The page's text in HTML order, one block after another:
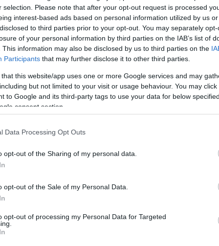
selection. Please note that after your opt-out request is processed
interest-based ads based on personal information utilized by us
to third parties prior to your opt-out. You may separately
of your personal information by third parties on the IAB’s list of
This information may also be disclosed by us to third parties on the
Participants that may further disclose it to other third parties.
that this website/app uses one or more Google services and may
but not limited to your visit or usage behaviour. You may
to Google and its third-party tags to use your data for below
consent section.
Data Processing Opt Outs
opt-out of the Sharing of my personal data.
opt-out of the Sale of my Personal Data.
opt-out of processing my Personal Data for Targeted
rendezője
Életének 64. évében hunyt el a Balázs Béla-díjas
filmrendező.
két művésze
előadás is megkapta a legjobb zenés színházi